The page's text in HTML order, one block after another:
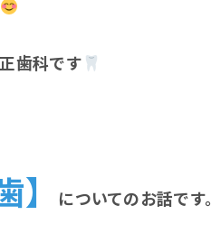
歯科です
についてのお話です。